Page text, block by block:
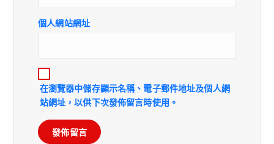
個人網站網址
在瀏覽器中儲存顯示名稱、電子郵件地址及個人網
站網址，以供下次發佈留言時使用。